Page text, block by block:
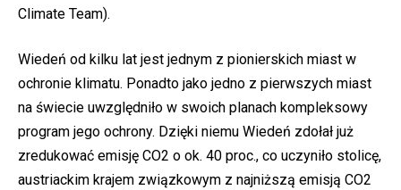
Climate Team).
Wiedeń od kilku lat jest jednym z pionierskich miast w
ochronie klimatu. Ponadto jako jedno z pierwszych miast
na świecie uwzględniło w swoich planach kompleksowy
program jego ochrony. Dzięki niemu Wiedeń zdołał już
zredukować emisję CO2 o ok. 40 proc., co uczyniło stolicę,
austriackim krajem związkowym z najniższą emisją CO2